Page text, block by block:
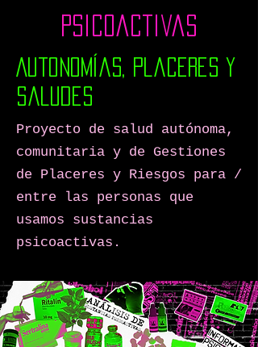
psicoactivas
Autonomías, Placeres y
Saludes
Proyecto de salud autónoma,
comunitaria y de Gestiones
de Placeres y Riesgos para /
entre las personas que
usamos sustancias
psicoactivas.